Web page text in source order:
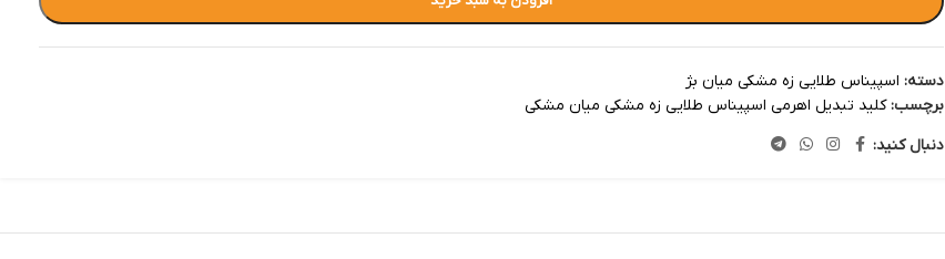
دسته: اسپیناس طلایی زه مشکی میان بژ
برچسب: کلید تبدیل اهرمی اسپیناس طلایی زه مشکی میان مشکی
دنبال کنید: